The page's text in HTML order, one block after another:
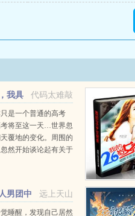
代码太难敲
我具
为
是一个普通的高考
将至这一天…世界忽
覆地的变化。周围的
然开始谈论起有关于
具现成功！...远上天山
男团中
睡醒，发现自己居然